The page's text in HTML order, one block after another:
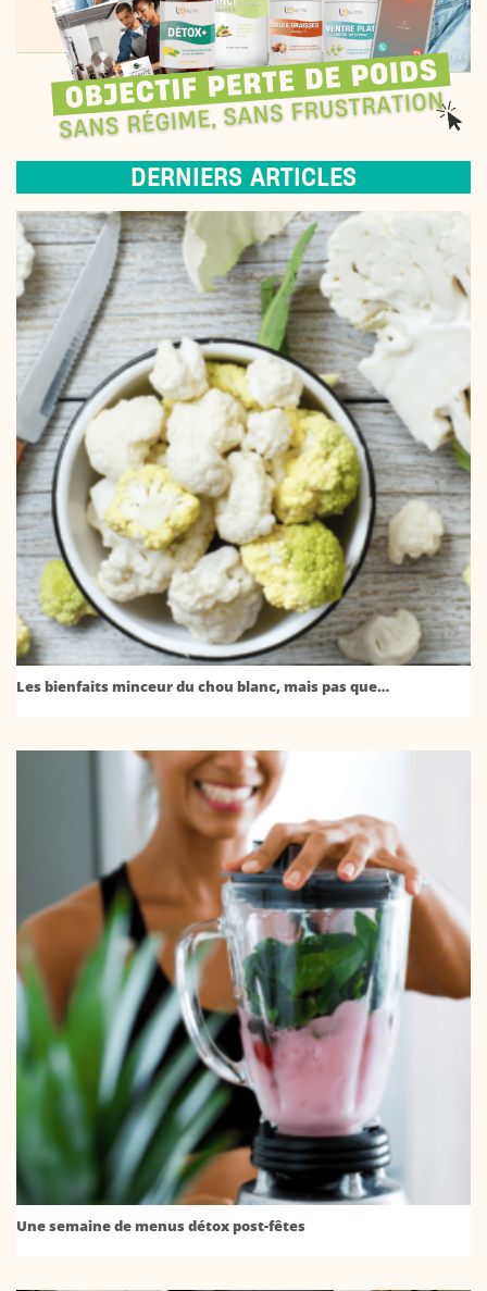
DERNIERS ARTICLES
Les bienfaits minceur du chou blanc, mais pas que…
Une semaine de menus détox post-fêtes